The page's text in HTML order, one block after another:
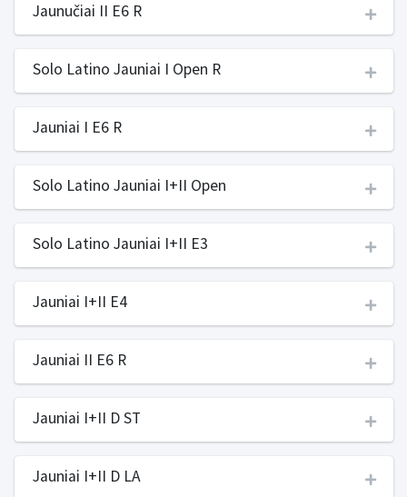
Jaunučiai II E6 R
Solo Latino Jauniai I Open R
Jauniai I E6 R
Solo Latino Jauniai I+II Open
Solo Latino Jauniai I+II E3
Jauniai I+II E4
Jauniai II E6 R
Jauniai I+II D ST
Jauniai I+II D LA